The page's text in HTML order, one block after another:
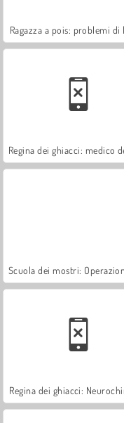
Ragazza a pois: problemi di
Regina dei ghiacci: